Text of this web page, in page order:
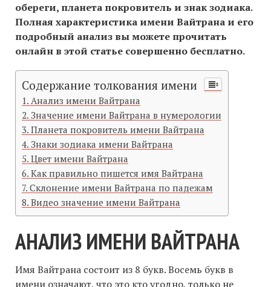
обереги, планета покровитель и знак зодиака.
Полная характеристика имени Вайтрана и его
подробный анализ вы можете прочитать
онлайн в этой статье совершенно бесплатно.
Содержание толкования имени
Анализ имени Вайтрана
Значение имени Вайтрана в нумерологии
Планета покровитель имени Вайтрана
Знаки зодиака имени Вайтрана
Цвет имени Вайтрана
Как правильно пишется имя Вайтрана
Склонение имени Вайтрана по падежам
Видео значение имени Вайтрана
АНАЛИЗ ИМЕНИ ВАЙТРАНА
Имя Вайтрана состоит из 8 букв. Восемь букв в
имени означают, что это кто угодно, только не